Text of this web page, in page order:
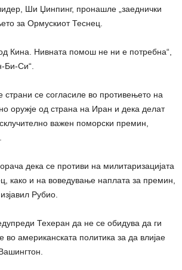
Ши Џинпинг, пронашле „заеднички
за Ормускиот Теснец.
Кина. Нивната помош не ни е потребна“,
Би-Си“.
страни се согласиле во противењето на
оружје од страна на Иран и дека делат
важен поморски премин,
дека се противи на милитаризацијата
како и на воведување наплата за премин,
Рубио.
Техеран да не се обидува да ги
во американската политика за да влијае